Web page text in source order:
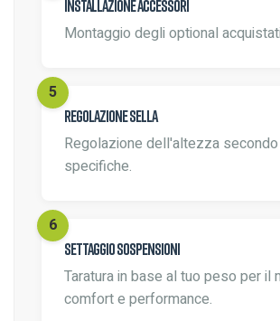
Installazione accessori
Montaggio degli optional
Regolazione sella
Regolazione dell'altezza
specifiche.
Settaggio sospensioni
Taratura in base al tuo peso per il
comfort e performance.